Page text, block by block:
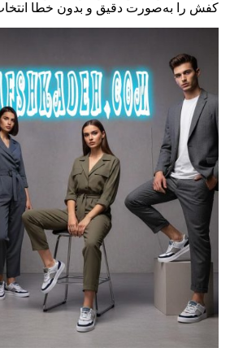
کفش را به‌صورت دقیق و بدون خطا